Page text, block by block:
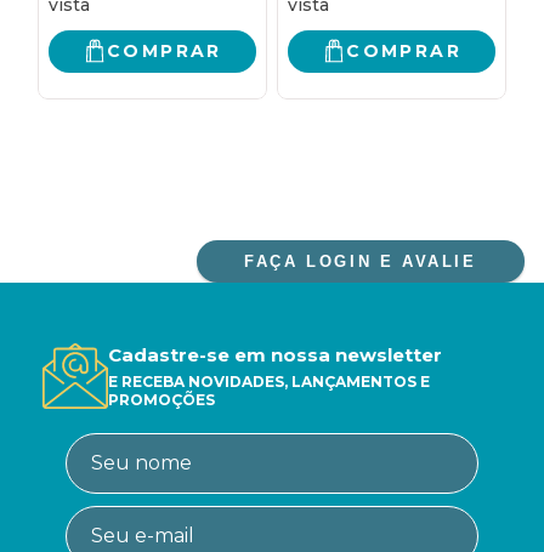
COMPRAR COMPRAR
FAÇA LOGIN E AVALIE
Cadastre-se em nossa newsletter
E RECEBA NOVIDADES, LANÇAMENTOS E
PROMOÇÕES